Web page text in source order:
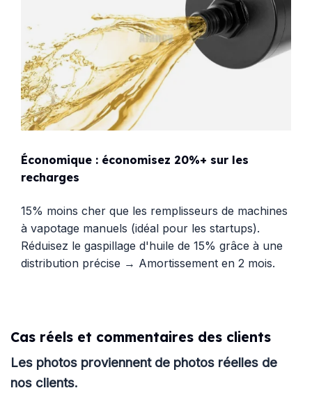
Économique : économisez 20%+ sur les
recharges
15% moins cher que les remplisseurs de machines
à vapotage manuels (idéal pour les startups).
Réduisez le gaspillage d'huile de 15% grâce à une
distribution précise → Amortissement en 2 mois.
Cas réels et commentaires des clients
Les photos proviennent de photos réelles de
nos clients.